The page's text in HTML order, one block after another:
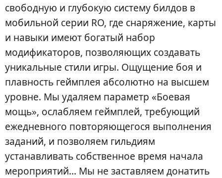
свободную и глубокую систему билдов в
мобильной серии RO, где снаряжение, карты
и навыки имеют богатый набор
модификаторов, позволяющих создавать
уникальные стили игры. Ощущение боя и
плавность геймплея абсолютно на высшем
уровне. Мы удаляем параметр «Боевая
мощь», ослабляем геймплей, требующий
ежедневного повторяющегося выполнения
заданий, и позволяем гильдиям
устанавливать собственное время начала
мероприятий... Мы не заставляем донатить